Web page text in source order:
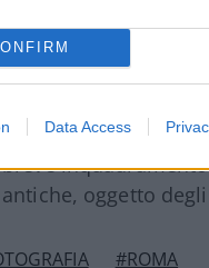
Data Access
le opere creando
non vincolato in
regesto finale a
oggetto
#ROMA